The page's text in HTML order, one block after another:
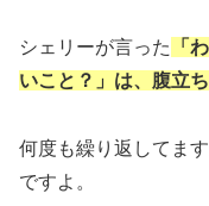
シェリーが言った
「
いこと？」は、腹立ち
何度も繰り返してま
ですよ。